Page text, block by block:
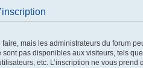
faire, mais les administrateurs du forum
pas disponibles aux visiteurs, tels
etc. L’inscription ne vous